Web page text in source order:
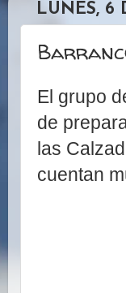
LUNES, 6
El grupo
de
las
cuentan